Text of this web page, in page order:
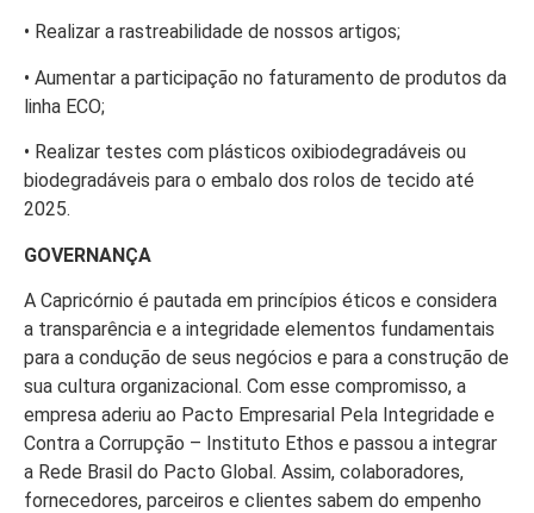
• Realizar a rastreabilidade de nossos artigos;
• Aumentar a participação no faturamento de produtos da
linha ECO;
• Realizar testes com plásticos oxibiodegradáveis ou
biodegradáveis para o embalo dos rolos de tecido até
2025.
GOVERNANÇA
A Capricórnio é pautada em princípios éticos e considera
a transparência e a integridade elementos fundamentais
para a condução de seus negócios e para a construção de
sua cultura organizacional. Com esse compromisso, a
empresa aderiu ao Pacto Empresarial Pela Integridade e
Contra a Corrupção – Instituto Ethos e passou a integrar
a Rede Brasil do Pacto Global. Assim, colaboradores,
fornecedores, parceiros e clientes sabem do empenho